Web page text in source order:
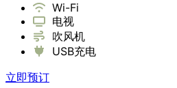
Wi-Fi
电视
吹风机
USB充电
立即预订